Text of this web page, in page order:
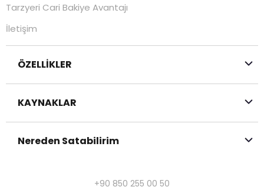
Tarzyeri Cari Bakiye Avantajı
İletişim
ÖZELLİKLER
KAYNAKLAR
Nereden Satabilirim
+90 850 255 00 50